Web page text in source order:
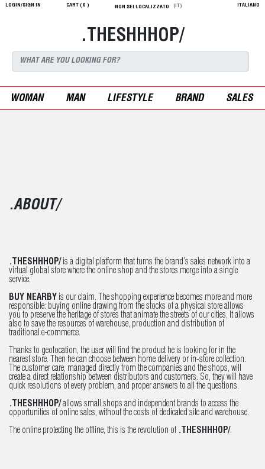
LOGIN/SIGN IN CART ( 0 ) NON SEI LOCALIZZATO (IT) ITALIANO
.THESHHHOP/
WOMAN MAN LIFESTYLE BRAND SALES
.ABOUT/
.THESHHHOP/ is a digital platform that turns the brand’s sales network into a
virtual global store where the online shop and the stores merge into a single
service.
BUY NEARBY is our claim. The shopping experience becomes more and more
responsible: buying online drawing from the stocks of a physical store allows
you to preserve the heritage of stores that animate the streets of our cities. It allows
also to save the resources of warehouse, production and distribution of
traditional e-commerce.
Thanks to geolocation, the user will find the product he is looking for in the
nearest store. Then he can choose between home delivery or in-store collection.
The customer care, managed directly from the companies and the shops, will
create a direct relationship between distributors and customers. So, they will have
quick resolutions of every problem, and proper answers to all the questions.
.THESHHHOP/ allows small shops and independent brands to access the
opportunities of online sales, without the costs of dedicated site and warehouse.
The online protecting the offline, this is the revolution of .THESHHHOP/.